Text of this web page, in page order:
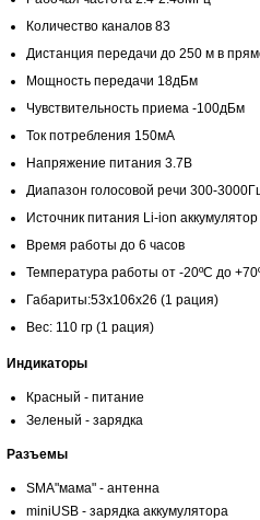
4PIN(п)/2RCA(п)+DJK-11(п)
Количество каналов 83
Дистанция передачи до 250 м в
Мощность передачи 18дБм
Чувствительность приема -100дБм
Ток потребления 150мА
Напряжение питания 3.7В
Диапазон голосовой речи 300-
Источник питания Li-ion
Время работы до 6 часов
Температура работы от -20ºС до
Габариты:53х106х26 (1 рация)
Вес: 110 гр (1 рация)
Индикаторы
Красный - питание
Зеленый - зарядка
Разъемы
SMA"мама" - антенна
miniUSB - зарядка аккумулятора